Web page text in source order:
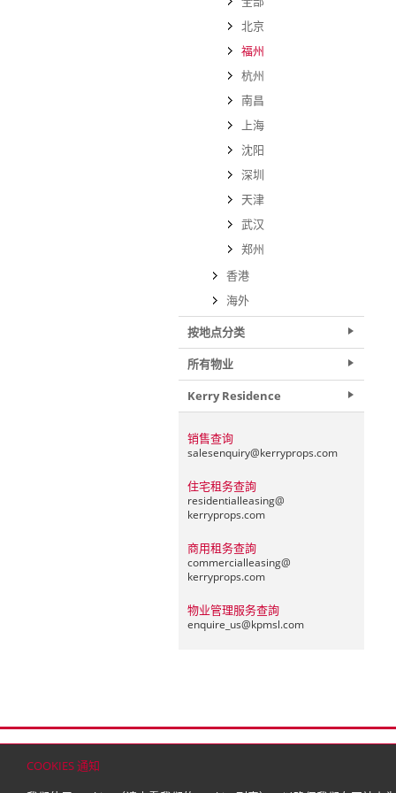
COOKIES 通知
北京
福州
杭州
南昌
上海
沈阳
深圳
天津
武汉
郑州
香港
海外
按地点分类
所有物业
Kerry Residence
销售查询
salesenquiry@kerryprops.com
住宅租务查詢
residentialleasing@
kerryprops.com
商用租务查詢
commercialleasing@
kerryprops.com
物业管理服务查詢
enquire_us@kpmsl.com